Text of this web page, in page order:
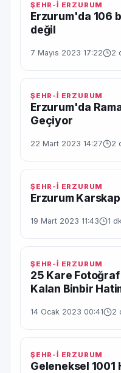
ŞEHR-İ ERZURUM
Erzurum'da 106
değil
7 Mayıs 2023 17:22 2
ŞEHR-İ ERZURUM
Erzurum'da
Geçiyor
22 Mart 2023 14:27 2
ŞEHR-İ ERZURUM
Erzurum
19 Mart 2023 11:43 1
ŞEHR-İ ERZURUM
25 Kare Fotoğraf
Kalan Binbir
14 Ocak 2023 00:41 2
ŞEHR-İ ERZURUM
Geleneksel 1001